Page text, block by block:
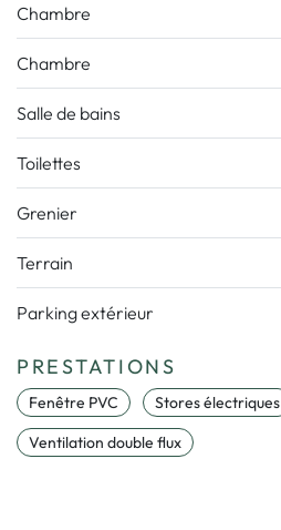
Chambre
Chambre
Salle de bains
Toilettes
Grenier
Terrain
Parking extérieur
PRESTATIONS
Fenêtre PVC Stores électriques
Ventilation double flux